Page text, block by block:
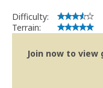
Difficulty:
Terrain:
Join now to